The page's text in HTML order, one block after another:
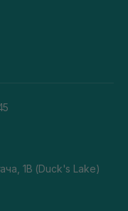
1В (Duck's Lake)